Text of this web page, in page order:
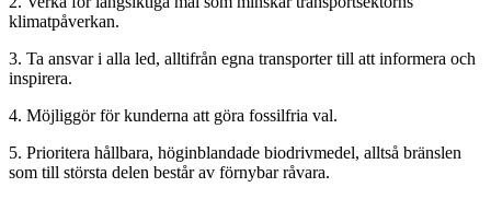
klimatpåverkan.
3. Ta ansvar i alla led, alltifrån egna transporter till att informera och
inspirera.
4. Möjliggör för kunderna att göra fossilfria val.
5. Prioritera hållbara, höginblandade biodrivmedel, alltså bränslen
som till största delen består av förnybar råvara.